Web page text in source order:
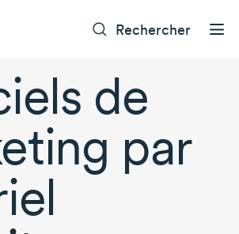
Rechercher
de
par